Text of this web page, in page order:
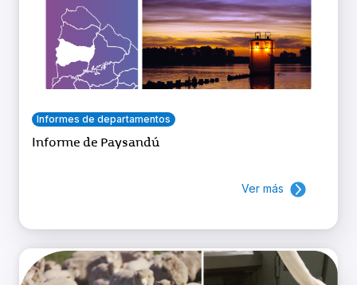
Informes de departamentos
Informe de Paysandú
Ver más